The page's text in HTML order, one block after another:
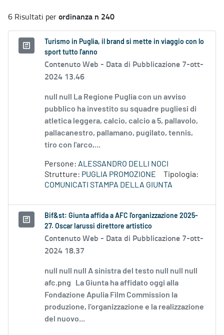
6 Risultati perordinanza n 240
Turismo in Puglia, il brand si mette in viaggio con lo
sport tutto l'anno
Contenuto Web - Data di Pubblicazione 7-ott-
2024 13.46
null null La Regione Puglia con un avviso
pubblico ha investito su squadre pugliesi di
atletica leggera, calcio, calcio a 5, pallavolo,
pallacanestro, pallamano, pugilato, tennis,
tiro con l'arco,...
Persone: ALESSANDRO DELLI NOCI
Strutture: PUGLIA PROMOZIONE
Tipologia:
COMUNICATI STAMPA DELLA GIUNTA
Bif&st: Giunta affida a AFC l'organizzazione 2025-
27. Oscar Iarussi direttore artistico
Contenuto Web - Data di Pubblicazione 7-ott-
2024 18.37
null null null A sinistra del testo null null null
afc.png La Giunta ha affidato oggi alla
Fondazione Apulia Film Commission la
produzione, l’organizzazione e la realizzazione
del nuovo...